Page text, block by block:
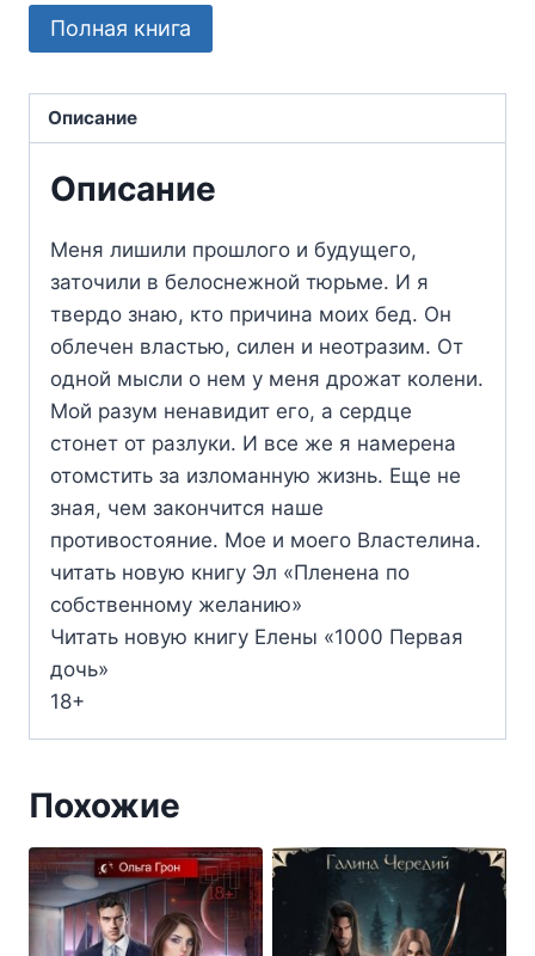
Полная книга
Описание
Описание
Меня лишили прошлого и будущего,
заточили в белоснежной тюрьме. И я
твердо знаю, кто причина моих бед. Он
облечен властью, силен и неотразим. От
одной мысли о нем у меня дрожат колени.
Мой разум ненавидит его, а сердце
стонет от разлуки. И все же я намерена
отомстить за изломанную жизнь. Еще не
зная, чем закончится наше
противостояние. Мое и моего Властелина.
читать новую книгу Эл «Пленена по
собственному желанию»
Читать новую книгу Елены «1000 Первая
дочь»
18+
Похожие